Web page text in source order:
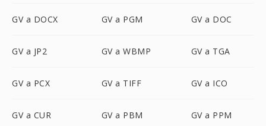
GV a DOCX GV a PGM GV a DOC
GV a JP2 GV a WBMP GV a TGA
GV a PCX GV a TIFF GV a ICO
GV a CUR GV a PBM GV a PPM